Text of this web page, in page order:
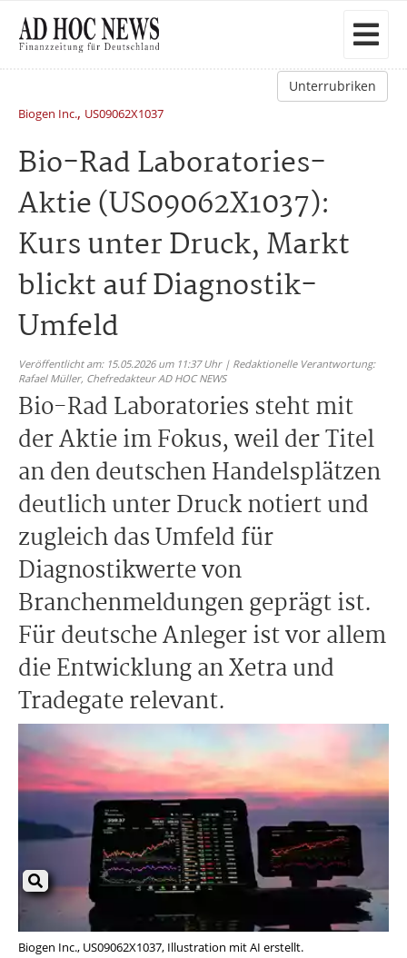
Unterrubriken
Biogen Inc., US09062X1037
Bio-Rad Laboratories-
Aktie (US09062X1037):
Kurs unter Druck, Markt
blickt auf Diagnostik-
Umfeld
Veröffentlicht am: 15.05.2026 um 11:37 Uhr | Redaktionelle Verantwortung:
Rafael Müller, Chefredakteur AD HOC NEWS
Bio-Rad Laboratories steht mit
der Aktie im Fokus, weil der Titel
an den deutschen Handelsplätzen
deutlich unter Druck notiert und
zugleich das Umfeld für
Diagnostikwerte von
Branchenmeldungen geprägt ist.
Für deutsche Anleger ist vor allem
die Entwicklung an Xetra und
Tradegate relevant.
Biogen Inc., US09062X1037, Illustration mit AI erstellt.